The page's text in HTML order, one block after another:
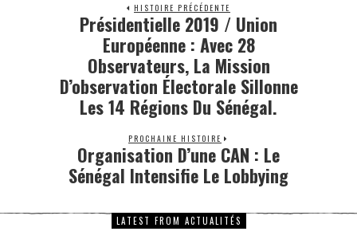
HISTOIRE PRÉCÉDENTE
Présidentielle 2019 / Union
Européenne : Avec 28
Observateurs, La Mission
D’observation Électorale Sillonne
Les 14 Régions Du Sénégal.
PROCHAINE HISTOIRE
Organisation D’une CAN : Le
Sénégal Intensifie Le Lobbying
LATEST FROM ACTUALITÉS